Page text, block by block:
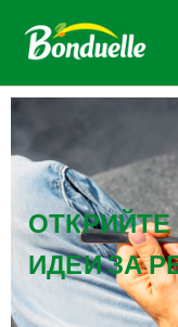
ИДЕИ ЗА